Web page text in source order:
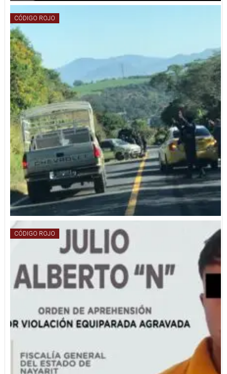
CÓDIGO ROJO
CÓDIGO ROJO